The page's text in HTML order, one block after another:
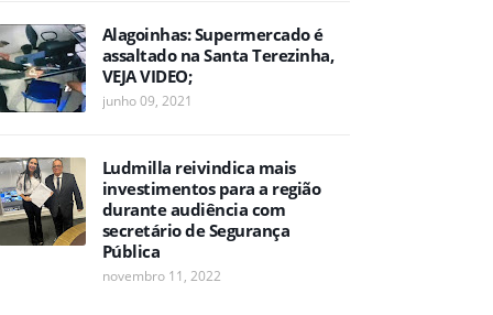
Alagoinhas: Supermercado é
assaltado na Santa Terezinha,
VEJA VIDEO;
junho 09, 2021
Ludmilla reivindica mais
investimentos para a região
durante audiência com
secretário de Segurança
Pública
novembro 11, 2022